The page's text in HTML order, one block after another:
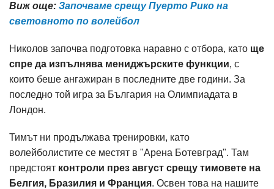
Виж още: Започваме срещу Пуерто Рико на
световното по волейбол
Николов започва подготовка наравно с отбора, като ще
спре да изпълнява мениджърските функции, с
които беше ангажиран в последните две години. За
последно той игра за България на Олимпиадата в
Лондон.
Тимът ни продължава тренировки, като
волейболистите се местят в "Арена Ботевград". Там
предстоят контроли през август срещу тимовете на
Белгия, Бразилия и Франция. Освен това на нашите